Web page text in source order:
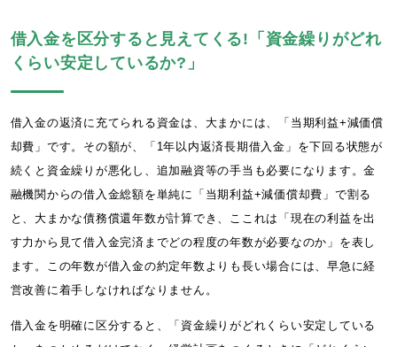
借入金を区分すると見えてくる!「資金繰りがどれ
くらい安定しているか?」
借入金の返済に充てられる資金は、大まかには、「当期利益+減価償
却費」です。その額が、「1年以内返済長期借入金」を下回る状態が
続くと資金繰りが悪化し、追加融資等の手当も必要になります。金
融機関からの借入金総額を単純に「当期利益+減価償却費」で割る
と、大まかな債務償還年数が計算でき、ここれは「現在の利益を出
す力から見て借入金完済までどの程度の年数が必要なのか」を表し
ます。この年数が借入金の約定年数よりも長い場合には、早急に経
営改善に着手しなければなりません。
借入金を明確に区分すると、「資金繰りがどれくらい安定している